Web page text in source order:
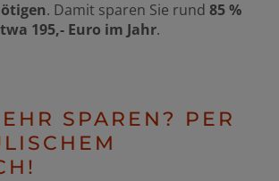
. Damit sparen Sie rund 85 %
195,- Euro im Jahr.
SPAREN? PER